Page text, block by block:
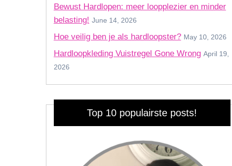
Bewust Hardlopen: meer loopplezier en minder
belasting! June 14, 2026
Hoe veilig ben je als hardloopster? May 10, 2026
Hardloopkleding Vuistregel Gone Wrong April 19,
2026
Top 10 populairste posts!